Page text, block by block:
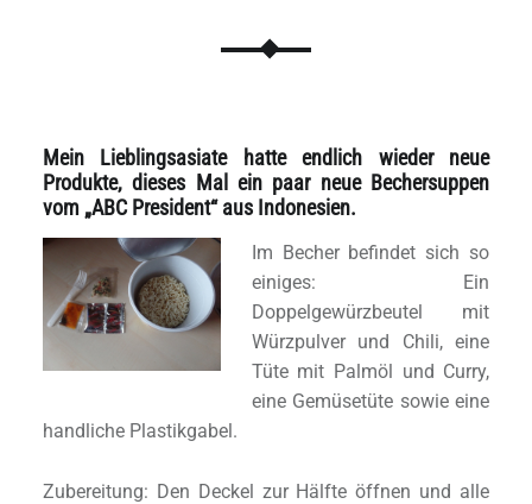
Mein Lieblingsasiate hatte endlich wieder neue
Produkte, dieses Mal ein paar neue Bechersuppen
vom „ABC President“ aus Indonesien.
Im Becher befindet sich so
einiges: Ein
Doppelgewürzbeutel mit
Würzpulver und Chili, eine
Tüte mit Palmöl und Curry,
eine Gemüsetüte sowie eine
handliche Plastikgabel.
Zubereitung: Den Deckel zur Hälfte öffnen und alle